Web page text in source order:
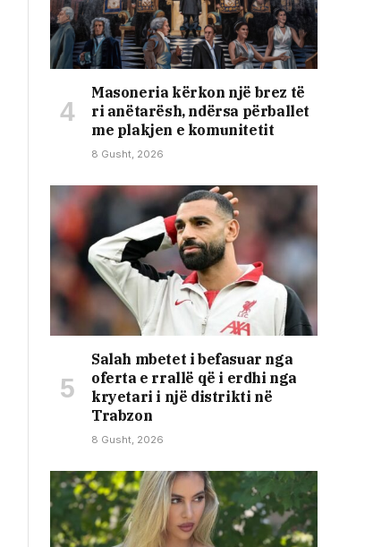
Masoneria kërkon një brez të
ri anëtarësh, ndërsa përballet
me plakjen e komunitetit
8 Gusht, 2026
Salah mbetet i befasuar nga
oferta e rrallë që i erdhi nga
kryetari i një distrikti në
Trabzon
8 Gusht, 2026